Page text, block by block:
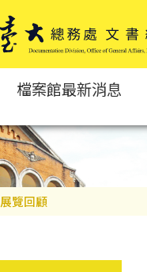
檔案館最新消息
展覽回顧